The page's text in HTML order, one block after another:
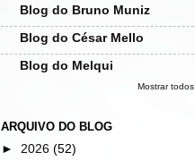
Blog do Bruno Muniz
Blog do César Mello
Blog do Melqui
Mostrar todos
ARQUIVO DO BLOG
► 2026 (52)